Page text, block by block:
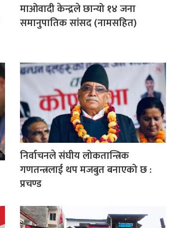
माओवादी केन्द्रले छान्यो १४ जना
समानुपातिक सांसद (नामसहित)
निर्वाचनले संघीय लोकतान्त्रिक
गणतन्त्रलाई थप मजबुत बनाएको छ :
प्रचण्ड